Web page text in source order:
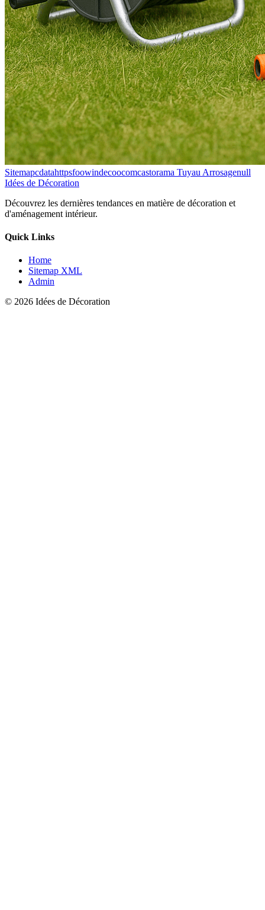
Sitemapcdatahttpsfoowindecoocomcastorama Tuyau Arrosagenull
Idées de Décoration
Découvrez les dernières tendances en matière de décoration et
d'aménagement intérieur.
Quick Links
Home
Sitemap XML
Admin
© 2026 Idées de Décoration